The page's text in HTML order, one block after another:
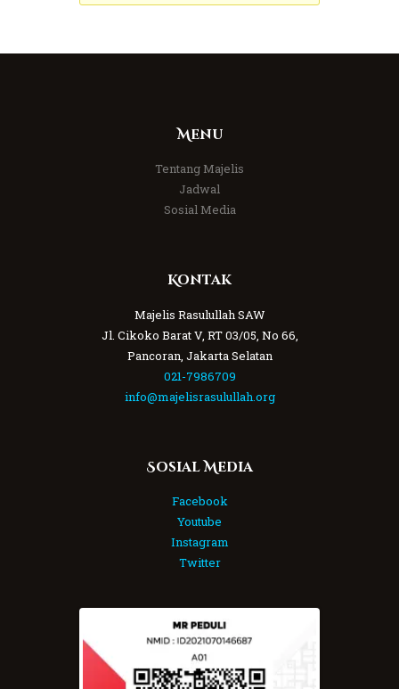
Menu
Tentang Majelis
Jadwal
Sosial Media
Kontak
Majelis Rasulullah SAW
Jl. Cikoko Barat V, RT 03/05, No 66,
Pancoran, Jakarta Selatan
021-7986709
info@majelisrasulullah.org
Sosial Media
Facebook
Youtube
Instagram
Twitter